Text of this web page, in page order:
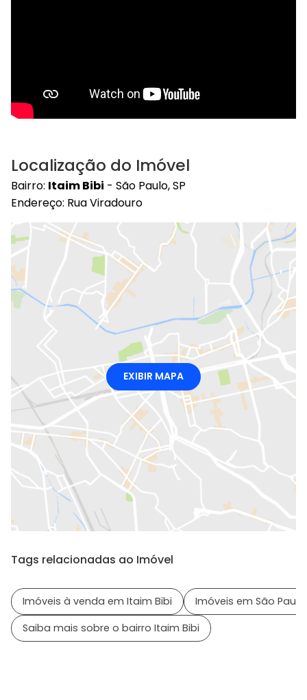
Localização do Imóvel
Bairro: Itaim Bibi - São Paulo, SP
Endereço: Rua Viradouro
EXIBIR MAPA
Tags relacionadas ao Imóvel
Imóveis à venda em Itaim Bibi
Imóveis em São Paulo
Saiba mais sobre o bairro Itaim Bibi